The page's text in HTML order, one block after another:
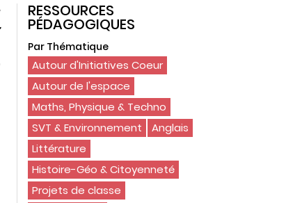
RESSOURCES
PÉDAGOGIQUES
Par Thématique
Autour d'Initiatives Coeur
Autour de l'espace
Maths, Physique & Techno
SVT & Environnement
Anglais
Littérature
Histoire-Géo & Citoyenneté
Projets de classe